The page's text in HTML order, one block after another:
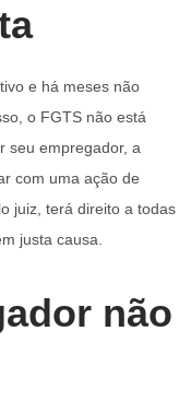
e há meses não
o FGTS não está
seu empregador, a
com uma ação de
juiz, terá direito a todas
justa causa.
não